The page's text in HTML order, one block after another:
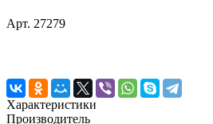
Арт. 27279
Характеристики
Производитель